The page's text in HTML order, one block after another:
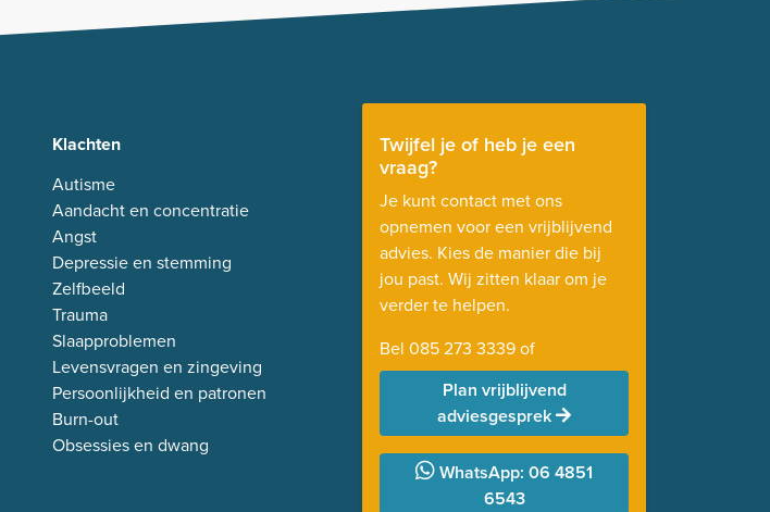
Twijfel je of heb je een
vraag?
Je kunt contact met ons
opnemen voor een vrijblijvend
advies. Kies de manier die bij
jou past. Wij zitten klaar om je
verder te helpen.
Bel 085 273 3339of
Plan vrijblijvend
adviesgesprek
WhatsApp: 06 4851
6543
Klachten
Autisme
Aandacht en concentratie
Angst
Depressie en stemming
Zelfbeeld
Trauma
Slaapproblemen
Levensvragen en zingeving
Persoonlijkheid en patronen
Burn-out
Obsessies en dwang